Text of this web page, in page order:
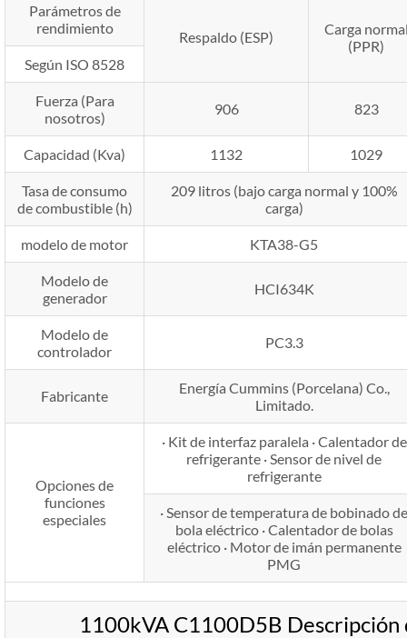
Parámetros de
rendimiento
Respaldo (ESP)
Carga
(PPR)
Según ISO 8528
Fuerza (Para
nosotros)
906 823
Capacidad (Kva) 1132 1029
Tasa de consumo
de combustible (h)
209 litros (bajo carga normal y 100%
carga)
modelo de motor KTA38-G5
Modelo de
generador
HCI634K
Modelo de
controlador
PC3.3
Fabricante
Energía Cummins (Porcelana) Co.,
Limitado.
Opciones de
funciones
especiales
· Kit de interfaz paralela · Calentador de
refrigerante · Sensor de nivel de
refrigerante
· Sensor de temperatura de bobinado de
bola eléctrico · Calentador de bolas
eléctrico · Motor de imán permanente
PMG
1100kVA C1100D5B Descripción